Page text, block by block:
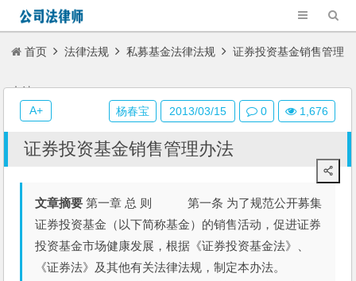
首页 法律法规 私募基金法律法规 证券投资基金销售管理
办法
证券投资基金销售管理办法
文章摘要 第一章 总 则 第一条 为了规范公开募集
证券投资基金（以下简称基金）的销售活动，促进证券
投资基金市场健康发展，根据《证券投资基金法》、
《证券法》及其他有关法律法规，制定本办法。
杨春宝 2013/03/15 0 1,676
A+